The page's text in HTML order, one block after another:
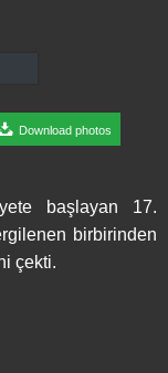
Download photos
başlayan 17.
birbirinden
çekti.